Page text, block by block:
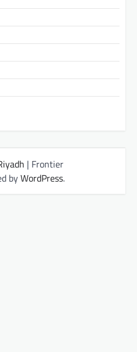
| Frontier
byWordPress.